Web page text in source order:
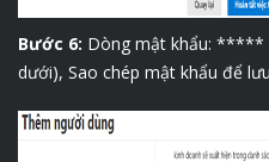
Bước 6: Dòng mật khẩu: *****
dưới), Sao chép mật khẩu để